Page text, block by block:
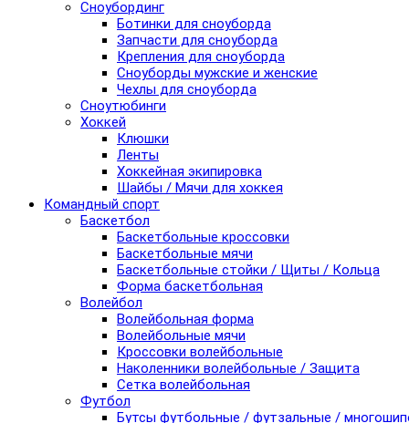
Сноубординг
Ботинки для сноуборда
Запчасти для сноуборда
Крепления для сноуборда
Сноуборды мужские и женские
Чехлы для сноуборда
Сноутюбинги
Хоккей
Клюшки
Ленты
Хоккейная экипировка
Шайбы / Мячи для хоккея
Командный спорт
Баскетбол
Баскетбольные кроссовки
Баскетбольные мячи
Баскетбольные стойки / Щиты / Кольца
Форма баскетбольная
Волейбол
Волейбольная форма
Волейбольные мячи
Кроссовки волейбольные
Наколенники волейбольные / Защита
Сетка волейбольная
Футбол
Бутсы футбольные / футзальные /